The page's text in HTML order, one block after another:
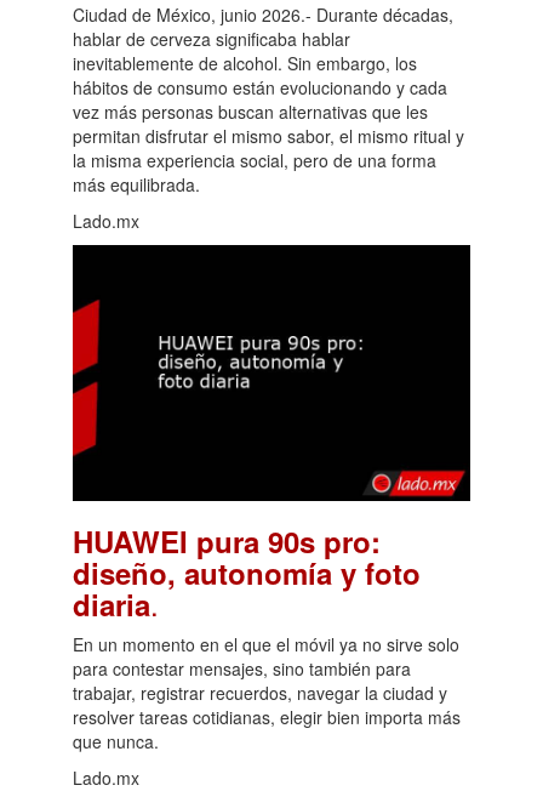
Ciudad de México, junio 2026.- Durante décadas,
hablar de cerveza significaba hablar
inevitablemente de alcohol. Sin embargo, los
hábitos de consumo están evolucionando y cada
vez más personas buscan alternativas que les
permitan disfrutar el mismo sabor, el mismo ritual y
la misma experiencia social, pero de una forma
más equilibrada.
Lado.mx
HUAWEI pura 90s pro:
diseño, autonomía y foto
diaria.
En un momento en el que el móvil ya no sirve solo
para contestar mensajes, sino también para
trabajar, registrar recuerdos, navegar la ciudad y
resolver tareas cotidianas, elegir bien importa más
que nunca.
Lado.mx